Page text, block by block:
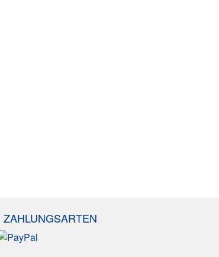
ZAHLUNGSARTEN